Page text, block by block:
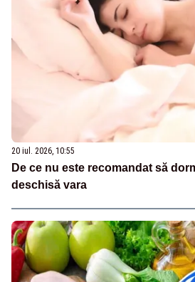
20 iul. 2026, 10:55
De ce nu este recomandat să
deschisă vara